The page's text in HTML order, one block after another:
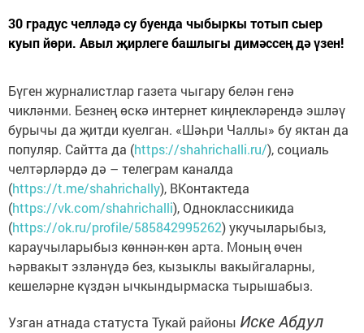
30 градус челләдә су буенда чыбыркы тотып сыер
куып йөри. Авыл җирлеге башлыгы димәссең дә үзен!
Бүген журналистлар газета чыгару белән генә
чикләнми. Безнең өскә интернет киңлекләрендә эшләү
бурычы да җитди куелган. «Шәһри Чаллы» бу яктан да
популяр. Сайтта да (https://shahrichalli.ru/), социаль
челтәрләрдә дә – телеграм каналда
(https://t.me/shahrichally), ВКонтактеда
(https://vk.com/shahrichalli), Одноклассникида
(https://ok.ru/profile/585842995262) укучыларыбыз,
караучыларыбыз көннән-көн арта. Моның өчен
һәрвакыт эзләнүдә без, кызыклы вакыйгаларны,
кешеләрне күздән ычкындырмаска тырышабыз.
Узган атнада статуста Тукай районы Иске Абдул